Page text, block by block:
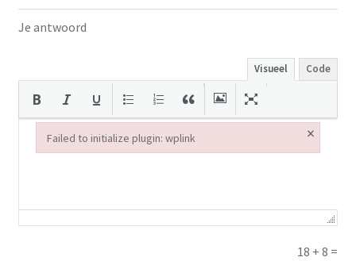
Je antwoord
Visueel Code
18 + 8 =
Failed to initialize plugin: wplink ×
Failed to initialize plugin: wplink